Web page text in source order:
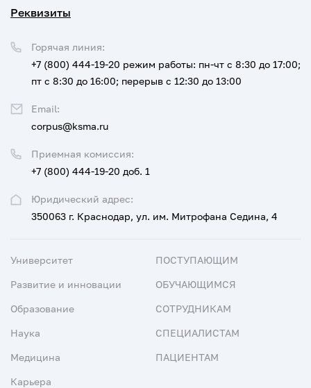
Реквизиты
Юридический адрес:
350063 г. Краснодар, ул. им. Митрофана Седина, 4
Приемная комиссия:
+7 (800) 444-19-20 доб. 1
Горячая линия:
+7 (800) 444-19-20 режим работы: пн-чт с 8:30 до 17:00;
пт с 8:30 до 16:00; перерыв с 12:30 до 13:00
Email:
corpus@ksma.ru
Университет
Развитие и инновации
Образование
Наука
Медицина
Карьера
ПОСТУПАЮЩИМ
ОБУЧАЮЩИМСЯ
СОТРУДНИКАМ
СПЕЦИАЛИСТАМ
ПАЦИЕНТАМ